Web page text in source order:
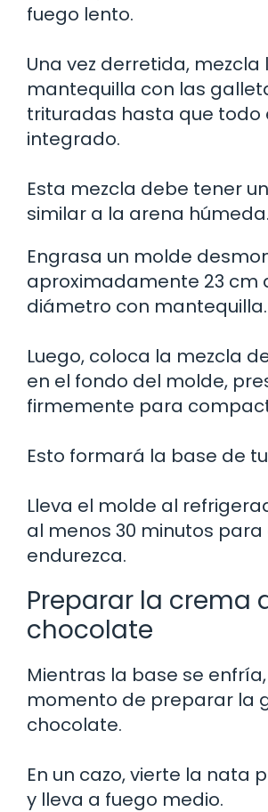
fuego lento.
Una vez derretida, mezcla
mantequilla con las
trituradas hasta que todo
integrado.
Esta mezcla debe tener
similar a la arena húmeda.
Engrasa un molde
aproximadamente 23 cm
diámetro con mantequilla.
Luego, coloca la mezcla
en el fondo del molde,
firmemente para
Esto formará la base de
Lleva el molde al
al menos 30 minutos para
endurezca.
Preparar la crema
chocolate
Mientras la base se
momento de preparar la
chocolate.
En un cazo, vierte la nata
y lleva a fuego medio.